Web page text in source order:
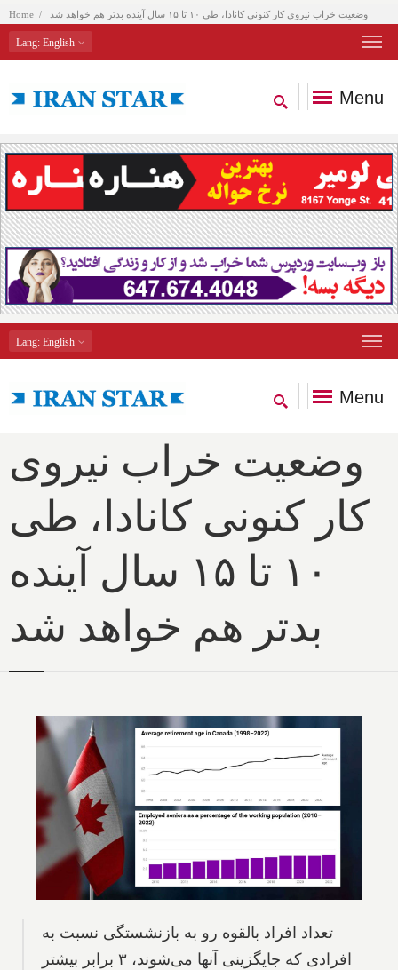
Home وضعیت خراب نیروی کار کنونی کانادا، طی ۱۰ تا ۱۵ سال آینده بدتر هم خواهد شد
Lang: English
Menu
Lang: English
Menu
وضعیت خراب نیروی
کار کنونی کانادا، طی
۱۰ تا ۱۵ سال آینده
بدتر هم خواهد شد
تعداد افراد بالقوه رو به بازنشستگی نسبت به
افرادی که جایگزینی آنها می‌شوند، ۳ برابر بیشتر